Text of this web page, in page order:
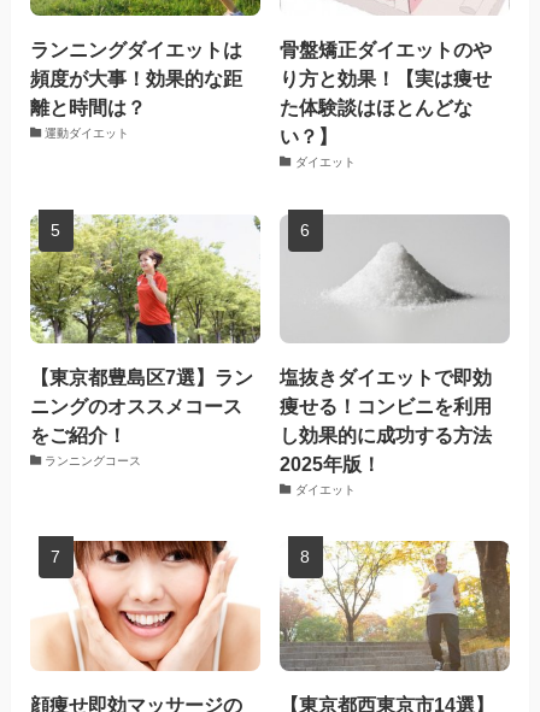
ランニングダイエットは
頻度が大事！効果的な距
離と時間は？
運動ダイエット
骨盤矯正ダイエットのや
り方と効果！【実は痩せ
た体験談はほとんどな
い？】
ダイエット
【東京都豊島区7選】ラン
ニングのオススメコース
をご紹介！
ランニングコース
塩抜きダイエットで即効
痩せる！コンビニを利用
し効果的に成功する方法
2025年版！
ダイエット
顔痩せ即効マッサージの
【東京都西東京市14選】